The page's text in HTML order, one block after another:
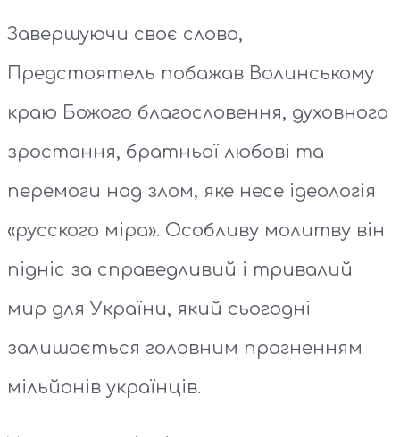
Завершуючи своє слово,
Предстоятель побажав Волинському
краю Божого благословення, духовного
зростання, братньої любові та
перемоги над злом, яке несе ідеологія
«русского міра». Особливу молитву він
підніс за справедливий і тривалий
мир для України, який сьогодні
залишається головним прагненням
мільйонів українців.